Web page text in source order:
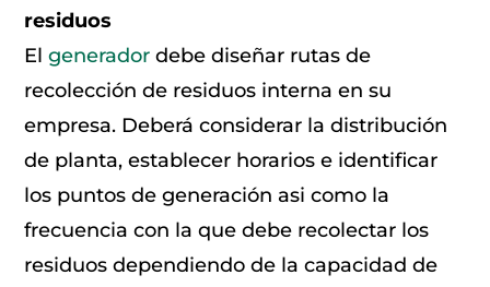
residuos
Elgenerador debe diseñar rutas de
recolección de residuos interna en su
empresa. Deberá considerar la distribución
de planta, establecer horarios e identificar
los puntos de generación asi como la
frecuencia con la que debe recolectar los
residuos dependiendo de la capacidad de